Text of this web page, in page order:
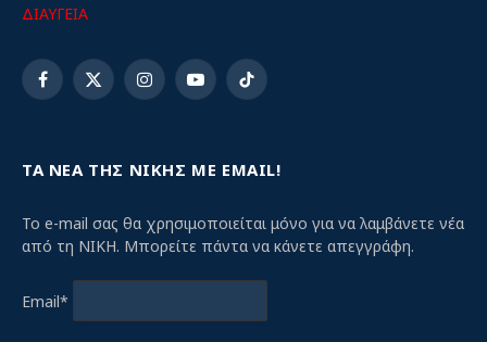
ΔΙΑΥΓΕΙΑ
Facebook
X
InstagramYouTubeTikTok
ΤΑ ΝΕΑ ΤΗΣ ΝΙΚΗΣ ΜΕ EMAIL!
Το e-mail σας θα χρησιμοποιείται μόνο για να λαμβάνετε νέα
από τη ΝΙΚΗ. Μπορείτε πάντα να κάνετε απεγγράφη.
Email*